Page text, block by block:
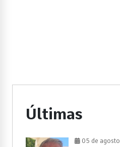
Últimas
05 de agosto